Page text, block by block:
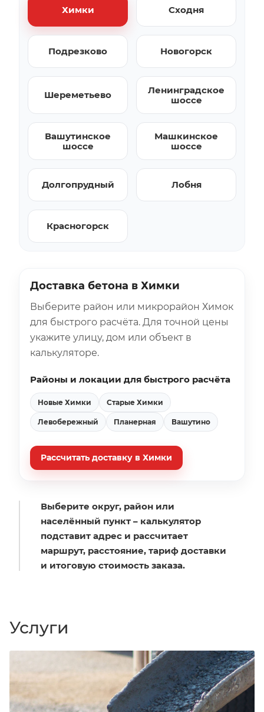
Химки Сходня
Подрезково Новогорск
Шереметьево
Ленинградское
шоссе
Вашутинское
шоссе
Машкинское
шоссе
Долгопрудный Лобня
Красногорск
Доставка бетона в Химки
Выберите район или микрорайон Химок
для быстрого расчёта. Для точной цены
укажите улицу, дом или объект в
калькуляторе.
Районы и локации для быстрого расчёта
Новые Химки Старые Химки
Левобережный Планерная Вашутино
Рассчитать доставку в Химки
Выберите округ, район или
населённый пункт – калькулятор
подставит адрес и рассчитает
маршрут, расстояние, тариф доставки
и итоговую стоимость заказа.
Услуги